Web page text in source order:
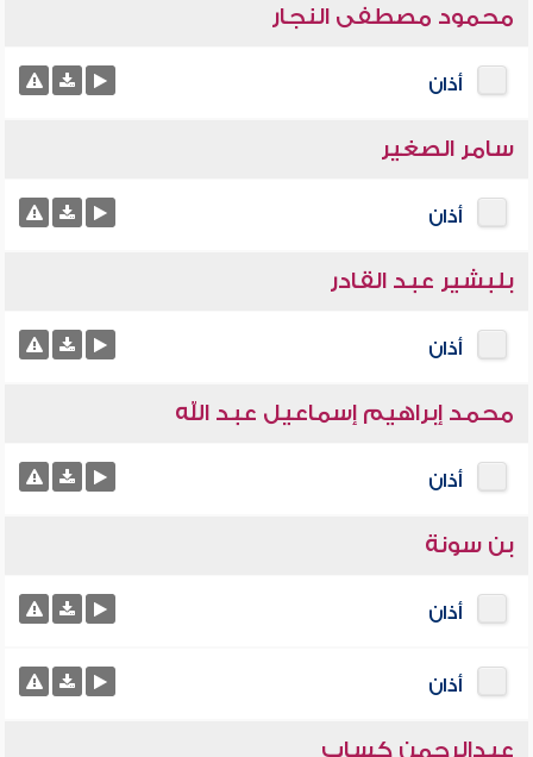
محمود مصطفى النجار
أذان
سامر الصغير
أذان
بلبشير عبد القادر
أذان
محمد إبراهيم إسماعيل عبد الله
أذان
بن سونة
أذان
أذان
عبدالرحمن كساب